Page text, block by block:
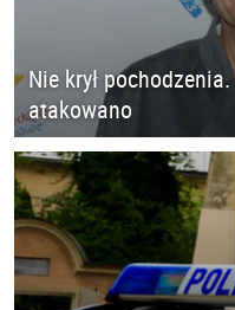
Nie krył
atakowano